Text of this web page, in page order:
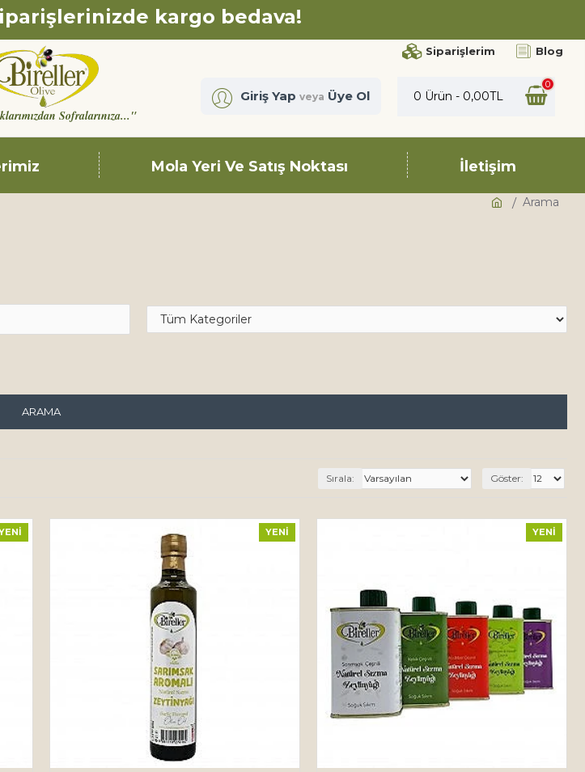
kargo bedava!
Siparişlerim Blog
Sofralarınıza..."
Giriş Yap veya Üye Ol 0 Ürün - 0,00TL
0
Mola Yeri Ve Satış Noktası İletişim
Arama
ARAMA
Sırala: Göster:
YENI YENI